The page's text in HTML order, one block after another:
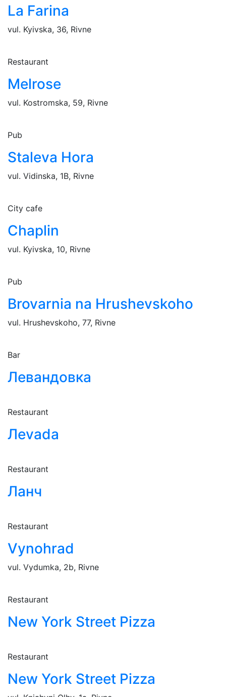
La Farina
vul. Kyivska, 36, Rivne
Restaurant
Melrose
vul. Kostromska, 59, Rivne
Pub
Staleva Hora
vul. Vidinska, 1B, Rivne
City cafe
Chaplin
vul. Kyivska, 10, Rivne
Pub
Brovarnia na Hrushevskoho
vul. Hrushevskoho, 77, Rivne
Bar
Левандовка
Restaurant
Леvada
Restaurant
Ланч
Restaurant
Vynohrad
vul. Vydumka, 2b, Rivne
Restaurant
New York Street Pizza
Restaurant
New York Street Pizza